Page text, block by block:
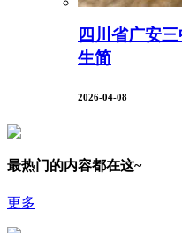
四川省广安
生简
2026-04-08
最热门的内容都在这~
更多